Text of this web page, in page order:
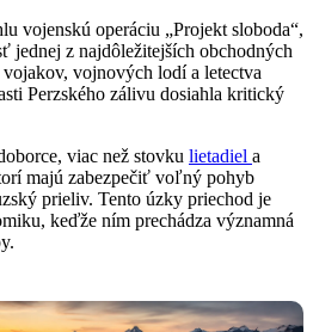
vojenskú operáciu „Projekt sloboda“,
jednej z najdôležitejších obchodných
vojakov, vojnových lodí a letectva
Perzského zálivu dosiahla kritický
viac než stovku lietadiel a
majú zabezpečiť voľný pohyb
prieliv. Tento úzky priechod je
keďže ním prechádza významná